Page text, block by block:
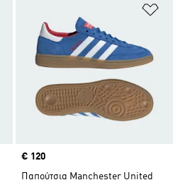
Προσθήκη στη Λίστα Επιθυμιών
Price
€ 120
Παπούτσια Manchester United